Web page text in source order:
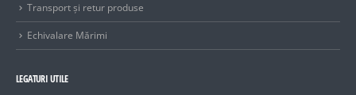
Transport și retur produse
Echivalare Mărimi
LEGATURI UTILE